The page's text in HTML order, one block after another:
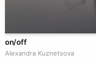
on/off
Alexandra Kuznetsova